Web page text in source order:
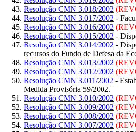
Resolução CMN 3.018/2002
Resolução CMN 3.017/2002 -
Resolução CMN 3.016/2002
Resolução CMN 3.015/2002 -
Resolução CMN 3.014/2002 -
recursos do Fundo de Defesa da
Resolução CMN 3.013/2002
Resolução CMN 3.012/2002
Resolução CMN 3.011/2002 -
Medida Provisória 59/2002.
Resolução CMN 3.010/2002
Resolução CMN 3.009/2002
Resolução CMN 3.008/2002
Resolução CMN 3.007/2002